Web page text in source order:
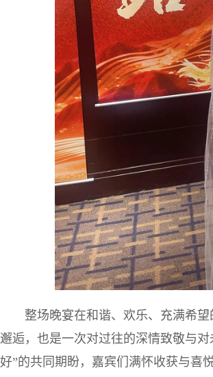
整场晚宴在和谐、欢乐、充满希
邂逅，也是一次对过往的深情致敬与
好”的共同期盼，嘉宾们满怀收获与喜